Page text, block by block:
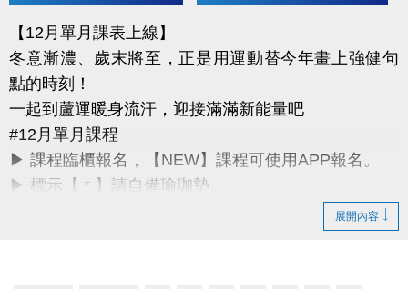
【12月單月課表上線】
冬意漸濃、歲末將至，正是用運動替今年畫上強健句
點的時刻！
一起到蘆運暖身流汗，迎接滿滿新能量吧
#12月單月課程
▶ 課程臨櫃報名，【NEW】課程可使用APP報名。
▶ 標示【 * 】請自備瑜珈墊。
▶ 上課請穿著運動服裝，並攜帶毛巾、水。
展開內容